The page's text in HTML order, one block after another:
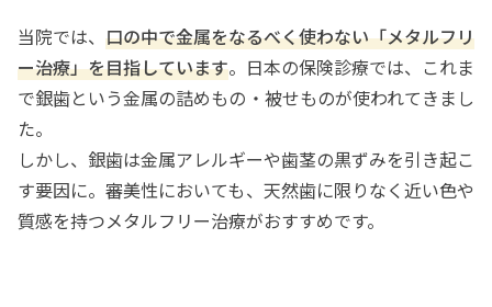
当院では、 口の中で金属をなるべく使わない「メタルフリ
ー治療」を目指しています。日本の保険診療では、これま
で銀歯という金属の詰めもの・被せものが使われてきまし
た。
しかし、銀歯は金属アレルギーや歯茎の黒ずみを引き起こ
す要因に。審美性においても、天然歯に限りなく近い色や
質感を持つメタルフリー治療がおすすめです。